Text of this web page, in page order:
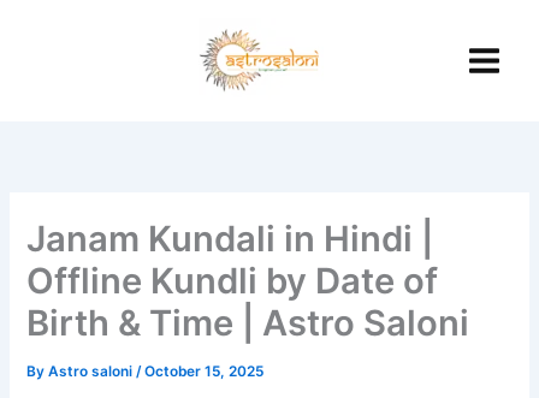
Janam Kundali in Hindi |
Offline Kundli by Date of
Birth & Time | Astro Saloni
ByAstro saloni/October 15, 2025